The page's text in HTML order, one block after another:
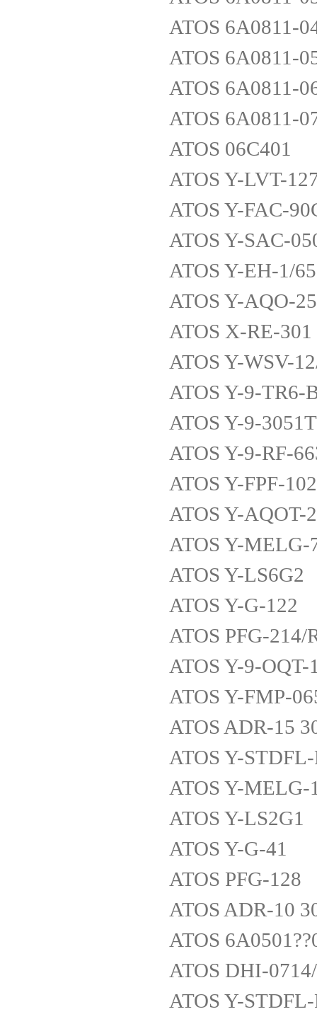
ATOS 6A0811-
ATOS 6A0811-
ATOS 6A0811-
ATOS 6A0811-
ATOS 06C401
ATOS Y-LVT-
ATOS Y-FAC-
ATOS Y-SAC-
ATOS Y-EH-1/
ATOS Y-AQO-25
ATOS X-RE-301
ATOS Y-WSV-
ATOS Y-9-
ATOS Y-9-
ATOS Y-9-RF-
ATOS Y-FPF-
ATOS Y-AQOT-
ATOS Y-
ATOS Y-LS6G2
ATOS Y-G-122
ATOS PFG-214/
ATOS Y-9-OQT-
ATOS Y-FMP-
ATOS ADR-15
ATOS Y-
ATOS Y-
ATOS Y-LS2G1
ATOS Y-G-41
ATOS PFG-128
ATOS ADR-10
ATOS
ATOS DHI-
ATOS Y-